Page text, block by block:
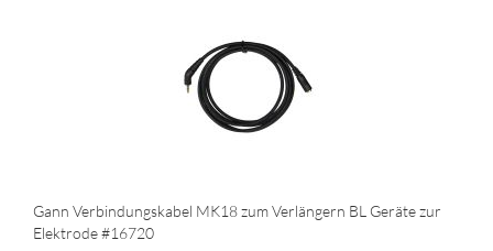
Gann Verbindungskabel MK18 zum Verlängern BL Geräte zur
Elektrode #16720